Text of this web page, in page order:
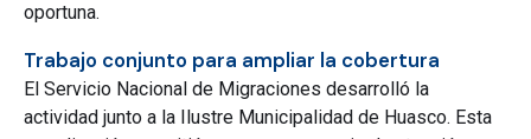
oportuna.
Trabajo conjunto para ampliar la cobertura
El Servicio Nacional de Migraciones desarrolló la
actividad junto a la Ilustre Municipalidad de Huasco. Esta